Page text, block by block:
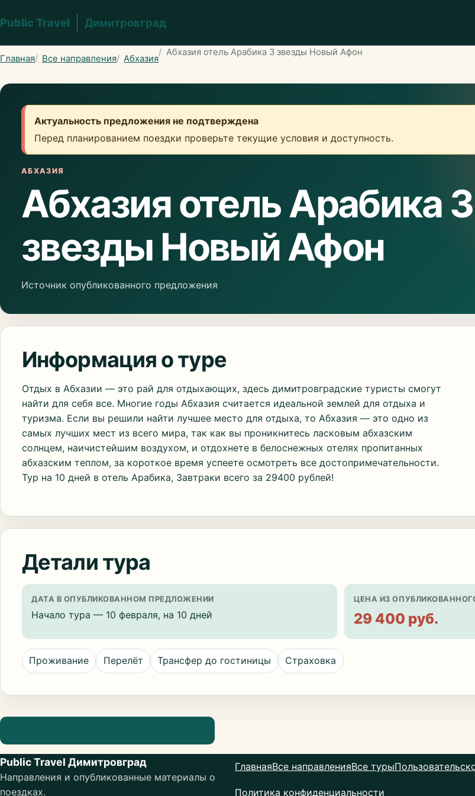
Public Travel Димитровград
Главная Все направления Абхазия
Абхазия отель Арабика 3 звезды Новый Афон
Актуальность предложения не подтверждена
Перед планированием поездки проверьте текущие условия и доступность.
АБХАЗИЯ
Абхазия отель Арабика 3
звезды Новый Афон
Источник опубликованного предложения
Информация о туре
Отдых в Абхазии — это рай для отдыхающих, здесь димитровградские туристы смогут
найти для себя все. Многие годы Абхазия считается идеальной землей для отдыха и
туризма. Если вы решили найти лучшее место для отдыха, то Абхазия — это одно из
самых лучших мест из всего мира, так как вы проникнитесь ласковым абхазским
солнцем, наичистейшим воздухом, и отдохнете в белоснежных отелях пропитанных
абхазским теплом, за короткое время успеете осмотреть все достопримечательности.
Тур на 10 дней в отель Арабика, Завтраки всего за 29400 рублей!
Детали тура
ДАТА В ОПУБЛИКОВАННОМ ПРЕДЛОЖЕНИИ
Начало тура — 10 февраля, на 10 дней
ЦЕНА ИЗ
29 400 руб.
Проживание Перелёт Трансфер до гостиницы Страховка
Public Travel Димитровград
Направления и опубликованные материалы о
поездках.
ГлавнаяВсе направленияВсе туры
Политика конфиденциальности